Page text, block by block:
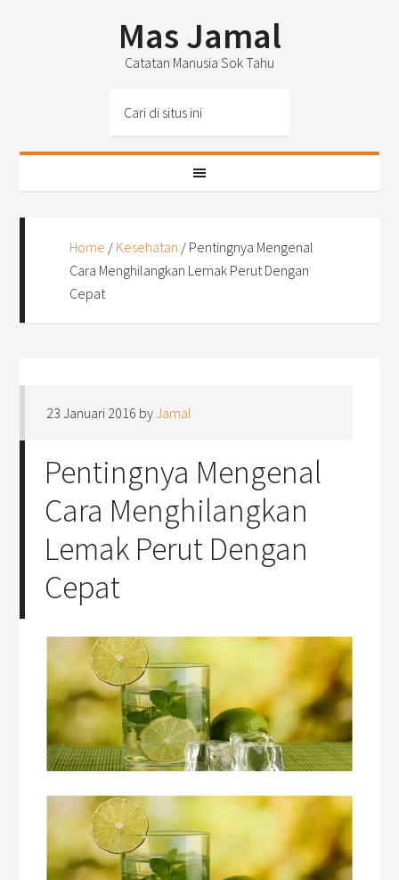
Mas Jamal
Catatan Manusia Sok Tahu
Home / Kesehatan / Pentingnya Mengenal
Cara Menghilangkan Lemak Perut Dengan
Cepat
23 Januari 2016 byJamal
Pentingnya Mengenal
Cara Menghilangkan
Lemak Perut Dengan
Cepat